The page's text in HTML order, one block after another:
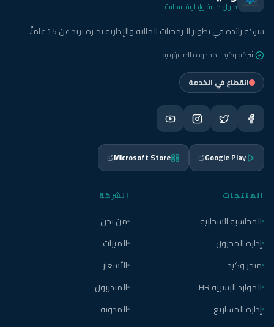
حلول مالية وإدارية سحابية
شركة رائدة في تطوير البرمجيات المالية والإدارية بخبرة تزيد عن 15 عاماً.
شركة وكيد المحدودة المسؤولية
انقطاع في الخدمة
Google Play
Microsoft Store
المنتجات
المحاسبة السحابية
إدارة المخزون
متجر وكيد
الموارد البشرية HR
إدارة المشاريع
الشركة
من نحن
الميزات
الأسعار
المتدربون
المدونة